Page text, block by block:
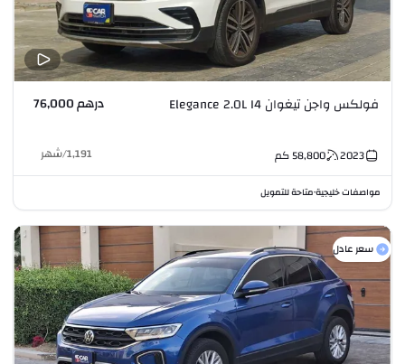
فولكس واجن تيغوان Elegance 2.0L I4 درهم 76,000
2023
58,800كم 1,191
/شهر
مواصفات خليجية•متاحة للتمويل
سعر عادل